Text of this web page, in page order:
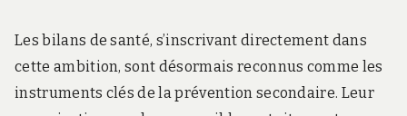
Les bilans de santé, s’inscrivant directement dans
cette ambition, sont désormais reconnus comme les
instruments clés de la prévention secondaire. Leur